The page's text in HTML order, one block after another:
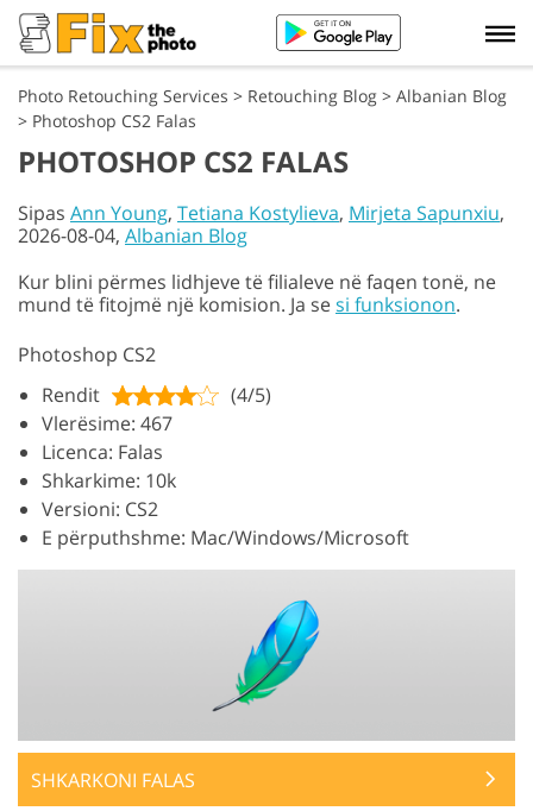
Photo Retouching Services > Retouching Blog > Albanian Blog
> Photoshop CS2 Falas
PHOTOSHOP CS2 FALAS
Sipas Ann Young, Tetiana Kostylieva, Mirjeta Sapunxiu,
2026-08-04, Albanian Blog
Kur blini përmes lidhjeve të filialeve në faqen tonë, ne
mund të fitojmë një komision. Ja sesi funksionon.
Photoshop CS2
Rendit
(4/5)
Vlerësime: 467
Licenca: Falas
Shkarkime: 10k
Versioni: CS2
E përputhshme: Mac/Windows/Microsoft
SHKARKONI FALAS